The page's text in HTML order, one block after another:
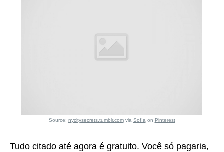
Source: nycitysecrets.tumblr.comvia Sofíaon Pinterest
Tudo citado até agora é gratuito. Você só pagaria,